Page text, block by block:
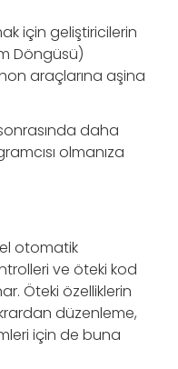
için geliştiricilerin
Döngüsü)
araçlarına aşina
daha
olmanıza
otomatik
ve öteki kod
Öteki özelliklerin
düzenleme,
için de buna